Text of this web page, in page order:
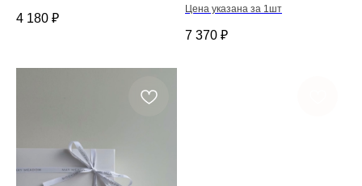
4 180 ₽
Цена указана за 1шт
7 370 ₽